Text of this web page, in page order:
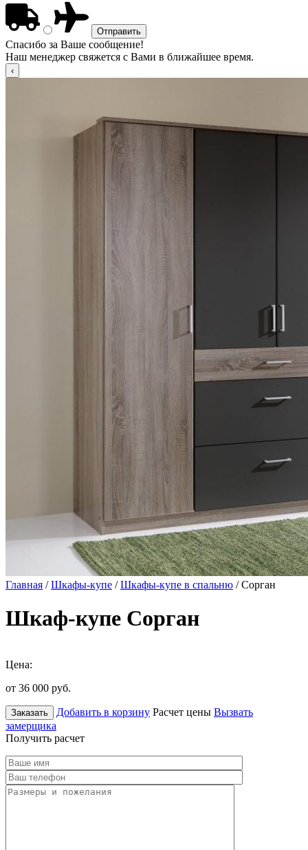
Спасибо за Ваше сообщение!
Наш менеджер свяжется с Вами в ближайшее время.
Главная /Шкафы-купе /Шкафы-купе в спальню / Сорган
Шкаф-купе Сорган
Цена:
от 36 000 руб.
Заказать Добавить в корзину Расчет цены Вызвать
замерщика
Получить расчет